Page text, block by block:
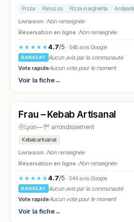
Pizza Panozzo Pizza margherita Antipasti
Livraison :Non renseignée
Réservation en ligne :Non renseignée
★★★★★4.7/5· 548 avis Google
RANKEAT
Aucun avis par la communauté
Vote rapideAucun vote pour le moment
Voir la fiche→
N° 21
Frau – Kebab Artisanal
Lyon—1ᵉʳ arrondissement
Kebab artisanal
Livraison :Non renseignée
Réservation en ligne :Non renseignée
★★★★★4.7/5· 544 avis Google
RANKEAT
Aucun avis par la communauté
Vote rapideAucun vote pour le moment
Voir la fiche→